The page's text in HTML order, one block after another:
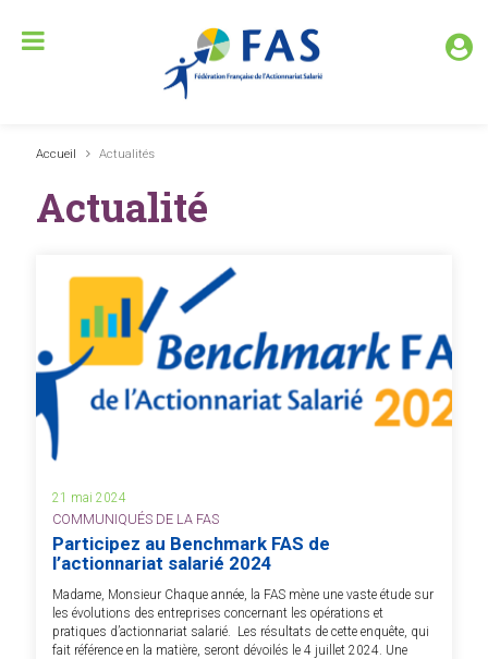
Accueil Actualités
Actualité
21 mai 2024
COMMUNIQUÉS DE LA FAS
Participez au Benchmark FAS de
l’actionnariat salarié 2024
Madame, Monsieur Chaque année, la FAS mène une vaste étude sur
les évolutions des entreprises concernant les opérations et
pratiques d’actionnariat salarié. Les résultats de cette enquête, qui
fait référence en la matière, seront dévoilés le 4 juillet 2024. Une